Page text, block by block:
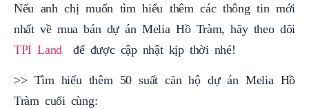
Nếu anh chị muốn tìm hiểu thêm các thông tin mới
nhất về mua bán dự án Melia Hồ Tràm, hãy theo dõi
TPI Land để được cập nhật kịp thời nhé!
>> Tìm hiểu thêm 50 suất căn hộ dự án Melia Hồ
Tràm cuối cùng: